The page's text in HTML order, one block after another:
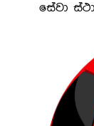
සේවා